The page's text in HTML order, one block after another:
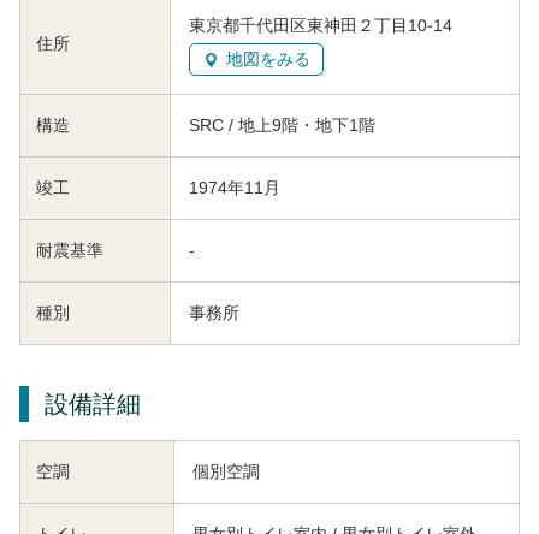
住所
東京都千代田区東神田２丁目10-14
地図をみる
構造 SRC / 地上9階・地下1階
竣工 1974年11月
耐震基準 -
種別 事務所
設備詳細
空調 個別空調